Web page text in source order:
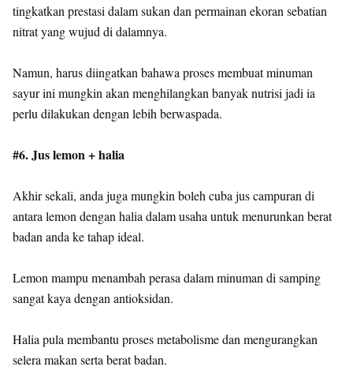
tingkatkan prestasi dalam sukan dan permainan ekoran sebatian
nitrat yang wujud di dalamnya.
Namun, harus diingatkan bahawa proses membuat minuman
sayur ini mungkin akan menghilangkan banyak nutrisi jadi ia
perlu dilakukan dengan lebih berwaspada.
#6. Jus lemon + halia
Akhir sekali, anda juga mungkin boleh cuba jus campuran di
antara lemon dengan halia dalam usaha untuk menurunkan berat
badan anda ke tahap ideal.
Lemon mampu menambah perasa dalam minuman di samping
sangat kaya dengan antioksidan.
Halia pula membantu proses metabolisme dan mengurangkan
selera makan serta berat badan.